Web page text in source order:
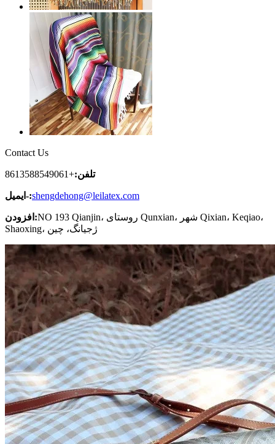
Contact Us
تلفن:+8613588549061
ایمیل-:shengdehong@leilatex.com
افزودن:NO 193 Qianjin، روستای Qunxian، شهر Qixian، Keqiao،
Shaoxing، ژجیانگ، چین